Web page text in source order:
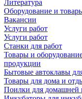
Литература
Оборудование и
Вакансии
Услуги работ
Услуги работ
Станки для работ
Товары и
продукции
Бытовые автоклавы
Товары для дома и
Поилки для домашней